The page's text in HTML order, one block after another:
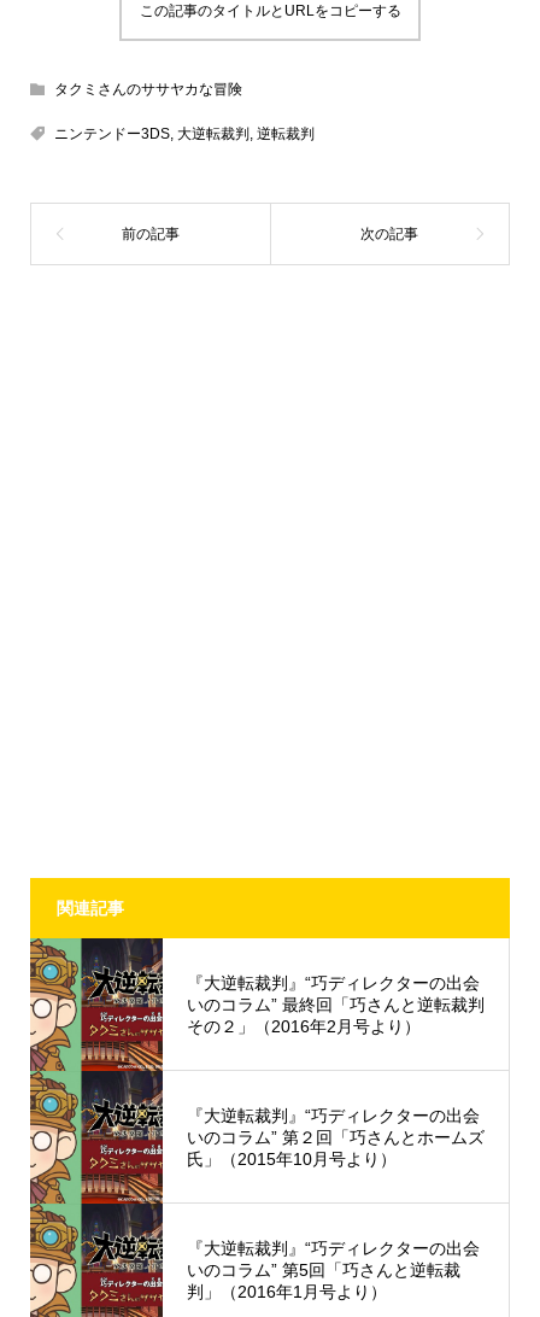
この記事のタイトルとURLをコピーする
タクミさんのササヤカな冒険
ニンテンドー3DS, 大逆転裁判 逆転裁判
関連記事
『大逆転裁判』“巧ディレクターの出会
いのコラム” 最終回「巧さんと逆転裁判
その２」（2016年2月号より）
『大逆転裁判』“巧ディレクターの出会
いのコラム” 第２回「巧さんとホームズ
氏」（2015年10月号より）
『大逆転裁判』“巧ディレクターの出会
いのコラム” 第5回「巧さんと逆転裁
判」（2016年1月号より）